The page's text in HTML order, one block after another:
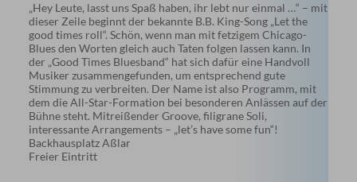
„Hey Leute, lasst uns Spaß haben, ihr lebt nur einmal …“ – mit
dieser Zeile beginnt der bekannte B.B. King-Song „Let the
good times roll“. Schön, wenn man mit fetzigem Chicago-
Blues den Worten gleich auch Taten folgen lassen kann. In
der „Good Times Bluesband“ hat sich dafür eine Handvoll
Musiker zusammengefunden, um entsprechend gute
Stimmung zu verbreiten. Der Name ist also Programm, mit
dem die All-Star-Formation bei besonderen Anlässen auf der
Bühne steht. Mitreißender Groove, filigrane Soli,
interessante Arrangements – „let’s have some fun“!
Backhausplatz Aßlar
Freier Eintritt